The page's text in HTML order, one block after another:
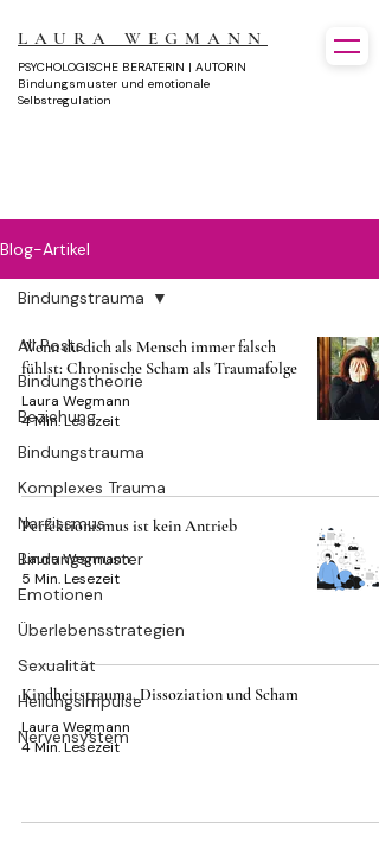
LAURA WEGMANN
PSYCHOLOGISCHE BERATERIN | AUTORIN
Bindungsmuster und emotionale
Selbstregulation
Blog-Artikel
All Posts
Bindungstheorie
Beziehung
Bindungstrauma
Komplexes Trauma
Narzissmus
Bindungsmuster
Emotionen
Überlebensstrategien
Sexualität
Heilungsimpulse
Nervensystem
Bindungstrauma
Wenn du dich als Mensch immer falsch
fühlst: Chronische Scham als Traumafolge
Laura Wegmann
4 Min. Lesezeit
Perfektionismus ist kein Antrieb
Laura Wegmann
5 Min. Lesezeit
Kindheitstrauma, Dissoziation und Scham
Laura Wegmann
4 Min. Lesezeit